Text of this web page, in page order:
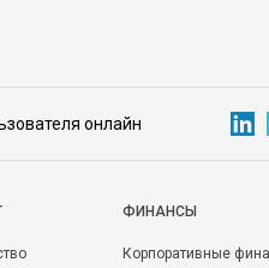
онлайн
ФИНАНСЫ
Корпоративные